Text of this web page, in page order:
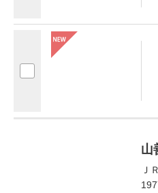
山
Ｊ